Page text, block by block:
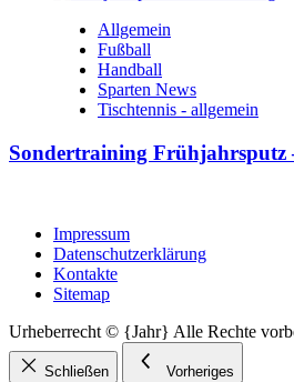
Allgemein
Fußball
Handball
Sparten News
Tischtennis - allgemein
Sondertraining Frühjahrsputz
Impressum
Datenschutzerklärung
Kontakte
Sitemap
Urheberrecht © {Jahr} Alle Rechte
Schließen Vorheriges